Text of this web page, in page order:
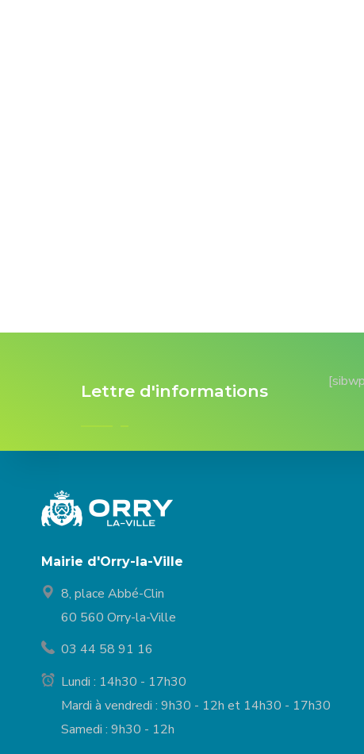
Lettre d'informations
Mairie d'Orry-la-Ville
8, place Abbé-Clin
60 560 Orry-la-Ville
03 44 58 91 16
Lundi : 14h30 - 17h30
Mardi à vendredi : 9h30 - 12h et 14h30 - 17h30
Samedi : 9h30 - 12h